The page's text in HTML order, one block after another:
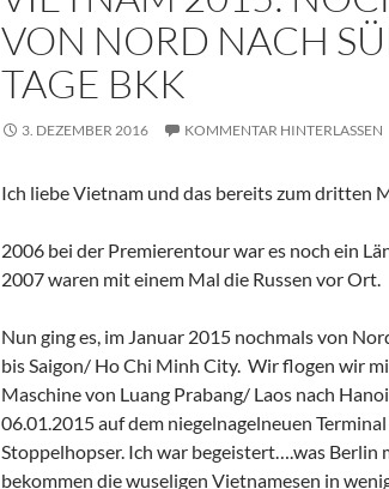
VON NORD NACH
TAGE BKK
3. DEZEMBER 2016 KOMMENTAR HINTERLASSEN
Ich liebe Vietnam und das bereits zum dritten
2006 bei der Premierentour war es noch ein
2007 waren mit einem Mal die Russen vor Ort.
Nun ging es, im Januar 2015 nochmals von
bis Saigon/ Ho Chi Minh City. Wir flogen wir
Maschine von Luang Prabang/ Laos nach
06.01.2015 auf dem niegelnagelneuen
Stoppelhopser. Ich war begeistert….was Berlin
bekommen die wuseligen Vietnamesen in